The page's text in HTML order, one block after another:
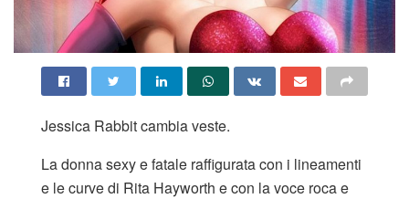
Jessica Rabbit cambia veste.
La donna sexy e fatale raffigurata con i lineamenti
e le curve di Rita Hayworth e con la voce roca e